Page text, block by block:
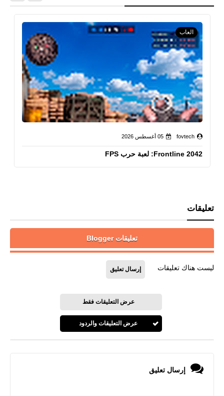
العاب
fovtech 05 أغسطس 2026
Frontline 2042: لعبة حرب FPS
تعليقات
تعليقات Blogger
ليست هناك تعليقات إرسال تعليق
عرض التعليقات فقط
عرض التعليقات والردود
إرسال تعليق